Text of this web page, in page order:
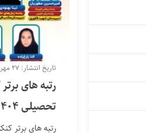
تاریخ انتشار: ۲۷ مهر ۱۴۰۴
رتبه های
تحصیلی ۱۴۰۴